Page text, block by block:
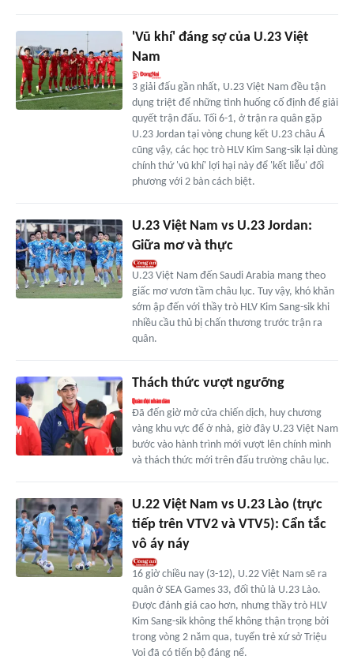
'Vũ khí' đáng sợ của U.23 Việt
Nam
3 giải đấu gần nhất, U.23 Việt Nam đều tận
dụng triệt để những tình huống cố định để giải
quyết trận đấu. Tối 6-1, ở trận ra quân gặp
U.23 Jordan tại vòng chung kết U.23 châu Á
cũng vậy, các học trò HLV Kim Sang-sik lại dùng
chính thứ 'vũ khí' lợi hại này để 'kết liễu' đối
phương với 2 bàn cách biệt.
U.23 Việt Nam vs U.23 Jordan:
Giữa mơ và thực
U.23 Việt Nam đến Saudi Arabia mang theo
giấc mơ vươn tầm châu lục. Tuy vậy, khó khăn
sớm ập đến với thầy trò HLV Kim Sang-sik khi
nhiều cầu thủ bị chấn thương trước trận ra
quân.
Thách thức vượt ngưỡng
Đã đến giờ mở cửa chiến dịch, huy chương
vàng khu vực để ở nhà, giờ đây U.23 Việt Nam
bước vào hành trình mới vượt lên chính mình
và thách thức mới trên đấu trường châu lục.
U.22 Việt Nam vs U.23 Lào (trực
tiếp trên VTV2 và VTV5): Cẩn tắc
vô áy náy
16 giờ chiều nay (3-12), U.22 Việt Nam sẽ ra
quân ở SEA Games 33, đối thủ là U.23 Lào.
Được đánh giá cao hơn, nhưng thầy trò HLV
Kim Sang-sik không thể không thận trọng bởi
trong vòng 2 năm qua, tuyển trẻ xứ sở Triệu
Voi đã có tiến bộ đáng nể.